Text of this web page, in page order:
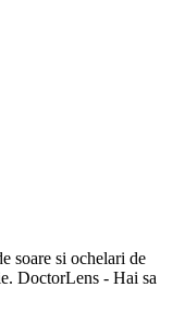
soare si ochelari de
DoctorLens - Hai sa